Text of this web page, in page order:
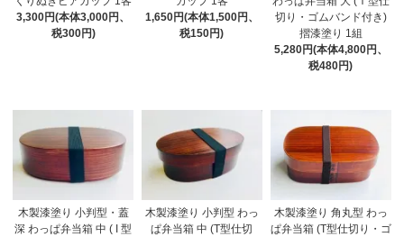
3,300円(本体3,000円、
税300円)
1,650円(本体1,500円、
税150円)
切り・ゴムバンド付き)
摺漆塗り 1組
5,280円(本体4,800円、
税480円)
木製漆塗り 小判型・蓋
深 わっぱ弁当箱 中 ( I 型
木製漆塗り 小判型 わっ
ぱ弁当箱 中 (T型仕切
木製漆塗り 角丸型 わっ
ぱ弁当箱 (T型仕切り・ゴ